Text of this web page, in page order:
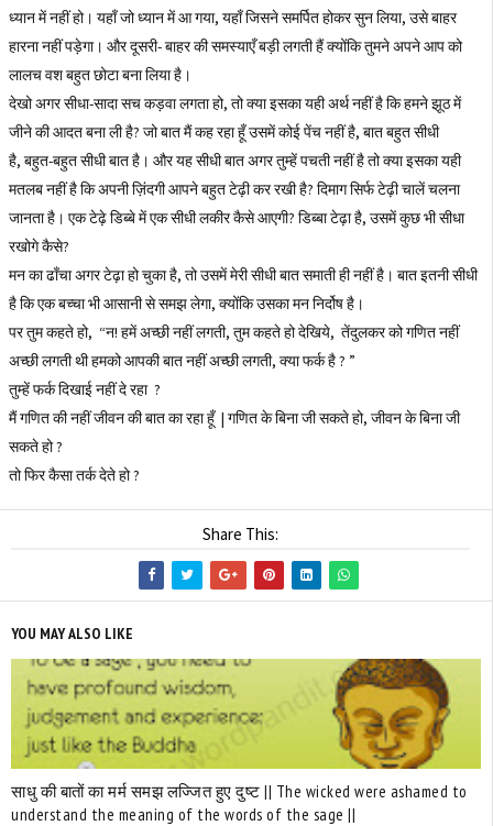
ध्यान में नहीं हो। यहाँ जो ध्यान में आ गया, यहाँ जिसने समर्पित होकर सुन लिया, उसे बाहर
हारना नहीं पड़ेगा। और दूसरी- बाहर की समस्याएँ बड़ी लगती हैं क्योंकि तुमने अपने आप को
लालच वश बहुत छोटा बना लिया है।
देखो अगर सीधा-सादा सच कड़वा लगता हो, तो क्या इसका यही अर्थ नहीं है कि हमने झूठ में
जीने की आदत बना ली है? जो बात मैं कह रहा हूँ उसमें कोई पेंच नहीं है, बात बहुत सीधी
है, बहुत-बहुत सीधी बात है। और यह सीधी बात अगर तुम्हें पचती नहीं है तो क्या इसका यही
मतलब नहीं है कि अपनी ज़िंदगी आपने बहुत टेढ़ी कर रखी है? दिमाग सिर्फ टेढ़ी चालें चलना
जानता है। एक टेढ़े डिब्बे में एक सीधी लकीर कैसे आएगी? डिब्बा टेढ़ा है, उसमें कुछ भी सीधा
रखोगे कैसे?
मन का ढाँचा अगर टेढ़ा हो चुका है, तो उसमें मेरी सीधी बात समाती ही नहीं है। बात इतनी सीधी
है कि एक बच्चा भी आसानी से समझ लेगा, क्योंकि उसका मन निर्दोष है।
पर तुम कहते हो, “न! हमें अच्छी नहीं लगती, तुम कहते हो देखिये, तेंदुलकर को गणित नहीं
अच्छी लगती थी हमको आपकी बात नहीं अच्छी लगती, क्या फर्क है ? ”
तुम्हें फर्क दिखाई नहीं दे रहा ?
मैं गणित की नहीं जीवन की बात का रहा हूँ | गणित के बिना जी सकते हो, जीवन के बिना जी
सकते हो ?
तो फिर कैसा तर्क देते हो ?
Share This:
YOU MAY ALSO LIKE
साधु की बातों का मर्म समझ लज्‍जित हुए दुष्ट || The wicked were ashamed to
understand the meaning of the words of the sage ||